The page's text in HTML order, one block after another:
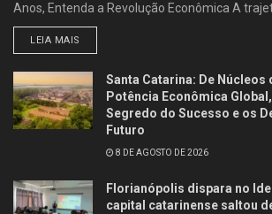
Anos, Entenda a Revolução Econômica A
LEIA MAIS
Santa Catarina: De Núcleos
Potência Econômica
Segredo do Sucesso e os
Futuro
8 DE AGOSTO DE 2026
Florianópolis dispara no
capital catarinense saltou